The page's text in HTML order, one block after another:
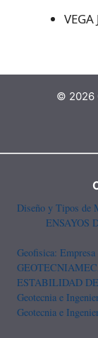
© 2026
Diseño y Tipos de
ENSAYOS
Geofisica:
GEOTECNIA
ESTABILIDAD
Geotecnia e
Geotecnia e